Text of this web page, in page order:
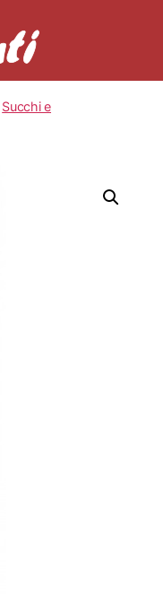
Succhi e